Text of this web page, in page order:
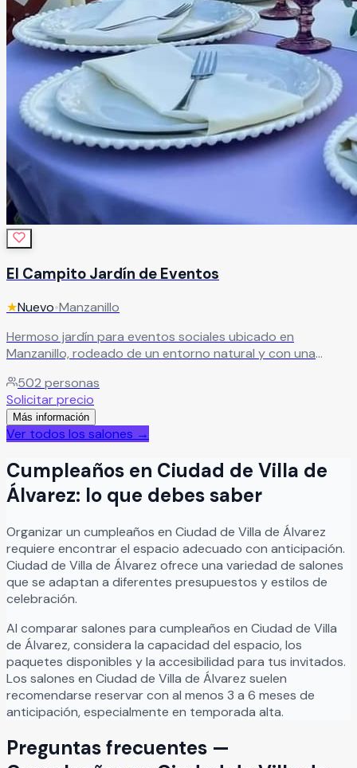
El Campito Jardín de Eventos
★Nuevo•Manzanillo
Hermoso jardín para eventos sociales ubicado en
Manzanillo, rodeado de un entorno natural y con una
inolvidables. El recinto ofrece espacios en terraza y jardín
ideales para bodas, XV años, aniversarios, graduaciones,
reuniones familiares y eventos sociales especiales,
combinando naturaleza, elegancia y comodidad en un
este espacio versátil está diseñado para crear
celebraciones memorables en un ambiente amplio,
agradable y perfecto para disfrutar junto a familiares y
502 personas
Solicitar precio
Más información
Ver todos los salones →
Cumpleaños en Ciudad de Villa de
Álvarez: lo que debes saber
Organizarun cumpleaños en Ciudad de Villa de Álvarez
requiere encontrar el espacio adecuado con anticipación.
Ciudad de Villa de Álvarez ofrece una variedad de salones
que se adaptan a diferentes presupuestos y estilos de
celebración.
Al comparar salones para cumpleaños en Ciudad de Villa
de Álvarez, considera la capacidad del espacio, los
paquetes disponibles y la accesibilidad para tus invitados.
Los salones en Ciudad de Villa de Álvarez suelen
recomendarse reservar con al menos 3 a 6 meses de
anticipación, especialmente en temporada alta.
Preguntas frecuentes —